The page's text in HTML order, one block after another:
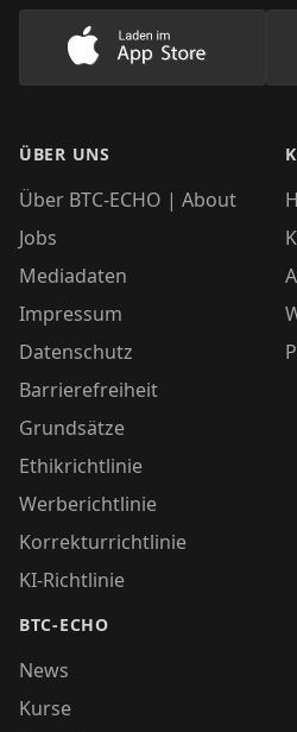
Lade unsere
ÜBER UNS
Über BTC-ECHO | About
Jobs
Mediadaten
Impressum
Datenschutz
Barrierefreiheit
Grundsätze
Ethikrichtlinie
Werberichtlinie
Korrekturrichtlinie
KI-Richtlinie
BTC-ECHO
News
Kurse